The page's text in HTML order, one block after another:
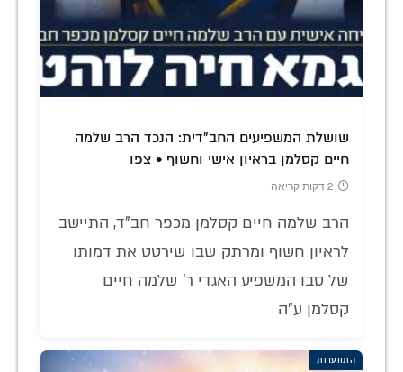
שושלת המשפיעים החב"דית: הנכד הרב שלמה
חיים קסלמן בראיון אישי וחשוף • צפו
2 דקות קריאה
הרב שלמה חיים קסלמן מכפר חב"ד, התיישב
לראיון חשוף ומרתק שבו שירטט את דמותו
של סבו המשפיע האגדי ר' שלמה חיים
קסלמן ע"ה
התוועדות